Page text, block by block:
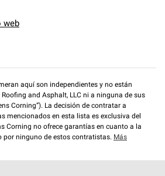
web
aquí son independientes y no están
and Asphalt, LLC ni a ninguna de sus
Corning”). La decisión de contratar a
mencionados en esta lista es exclusiva del
Corning no ofrece garantías en cuanto a la
por ninguno de estos contratistas. Más